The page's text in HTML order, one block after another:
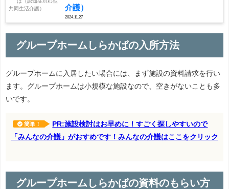
介護）
2024.11.27
グループホームしらかばの入所方法
グループホームに入居したい場合には、まず施設の資料請求を行い
ます。グループホームは小規模な施設なので、空きがないことも多
いです。
簡単！
PR:施設検討はお早めに！すごく探しやすいので
「みんなの介護」がおすめです！みんなの介護はここをクリック
グループホームしらかばの資料のもらい方